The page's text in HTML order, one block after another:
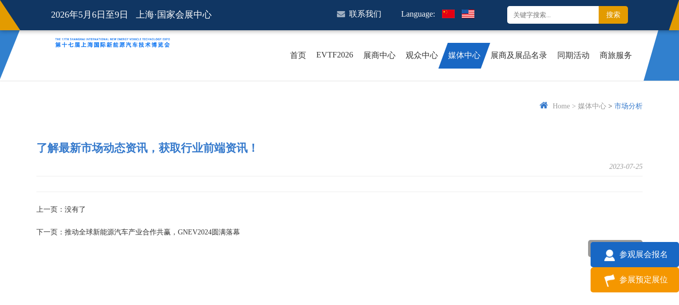
2026年5月6日至9日 上海·国家会展中心 联系我们 Language:
首页 EVTF2026 展商中心 观众中心 媒体中心 展商及展品名录 同期活动 商旅服务
Home > 媒体中心 > 市场分析
了解最新市场动态资讯，获取行业前端资讯！
2023-07-25
上一页： 没有了
下一页： 推动全球新能源汽车产业合作共赢，GNEV2024圆满落幕
参观展会报名
参展预定展位